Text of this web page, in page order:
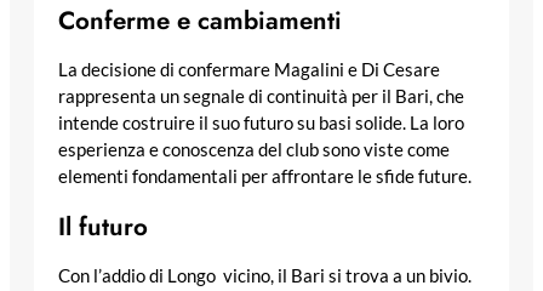
Conferme e cambiamenti
La decisione di confermare Magalini e Di Cesare
rappresenta un segnale di continuità per il Bari, che
intende costruire il suo futuro su basi solide. La loro
esperienza e conoscenza del club sono viste come
elementi fondamentali per affrontare le sfide future.
Il futuro
Con l’addio di Longo vicino, il Bari si trova a un bivio.